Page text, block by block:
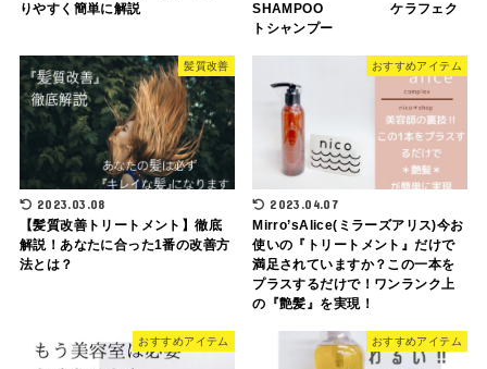
りやすく簡単に解説
SHAMPOO ケラフェク
トシャンプー
髪質改善
2023.03.08
【髪質改善トリートメント】徹底
解説！あなたに合った1番の改善方
法とは？
おすすめアイテム
2023.04.07
Mirro’sAlice(ミラーズアリス)今お
使いの『トリートメント』だけで
満足されていますか？この一本を
プラスするだけで！ワンランク上
の『艶髪』を実現！
おすすめアイテム おすすめアイテム